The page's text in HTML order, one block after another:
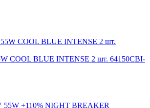
COOL BLUE INTENSE 2 шт. 64150CBI-